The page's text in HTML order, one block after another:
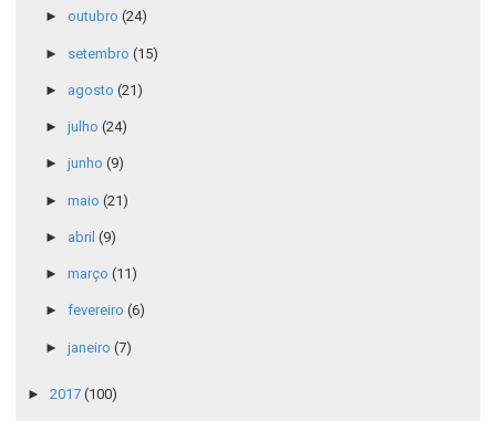
► outubro (24)
► setembro (15)
► agosto (21)
► julho (24)
► junho (9)
► maio (21)
► abril (9)
► março (11)
► fevereiro (6)
► janeiro (7)
► 2017 (100)